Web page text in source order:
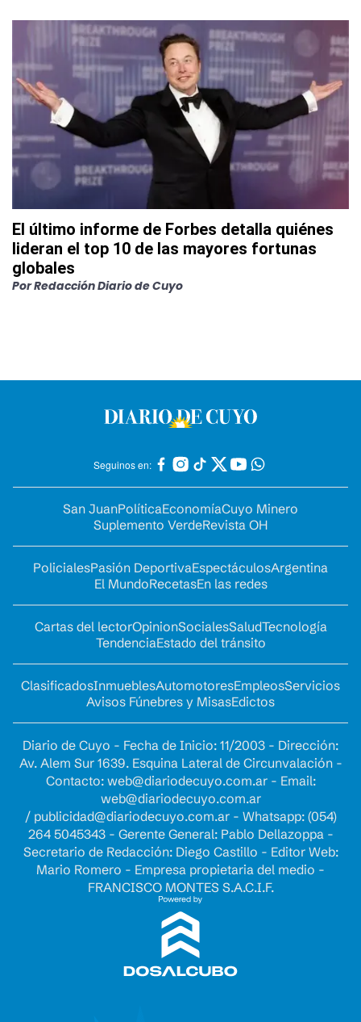
El último informe de Forbes detalla quiénes
lideran el top 10 de las mayores fortunas
globales
PorRedacción Diario de Cuyo
Seguinos en:
San JuanPolíticaEconomíaCuyo Minero
Suplemento VerdeRevista OH
PolicialesPasión DeportivaEspectáculosArgentina
El MundoRecetasEn las redes
Cartas del lectorOpinionSocialesSaludTecnología
TendenciaEstado del tránsito
ClasificadosInmueblesAutomotoresEmpleosServicios
Avisos Fúnebres y MisasEdictos
Diario de Cuyo - Fecha de Inicio: 11/2003 - Dirección:
Av. Alem Sur 1639. Esquina Lateral de Circunvalación -
Contacto: web@diariodecuyo.com.ar- Email:
web@diariodecuyo.com.ar
/ publicidad@diariodecuyo.com.ar- Whatsapp: (054)
264 5045343 - Gerente General: Pablo Dellazoppa -
Secretario de Redacción: Diego Castillo - Editor Web:
Mario Romero - Empresa propietaria del medio -
FRANCISCO MONTES S.A.C.I.F.